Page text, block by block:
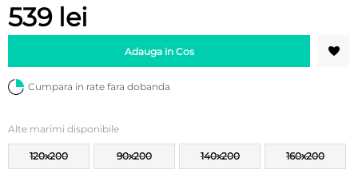
539 lei
Adauga in Cos
Cumpara in rate fara dobanda
Alte marimi disponibile
120x200 90x200 140x200 160x200